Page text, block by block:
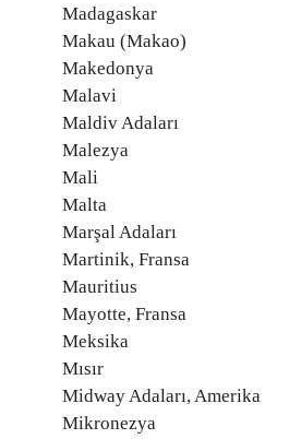
Madagaskar
Makau (Makao)
Makedonya
Malavi
Maldiv Adaları
Malezya
Mali
Malta
Marşal Adaları
Martinik, Fransa
Mauritius
Mayotte, Fransa
Meksika
Mısır
Midway Adaları, Amerika
Mikronezya